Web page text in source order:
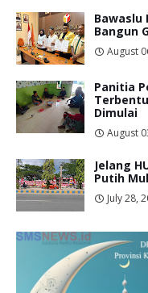
Bawaslu
Bangun
August
Panitia
Dimulai
August
Jelang
Putih
July 28,